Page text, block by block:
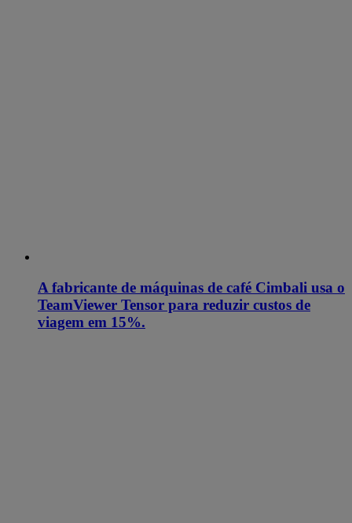
A fabricante de máquinas de café Cimbali usa o
TeamViewer Tensor para reduzir custos de
viagem em 15%.